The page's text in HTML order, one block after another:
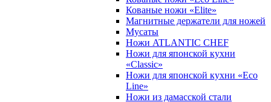
Кованые ножи «Elite»
Магнитные держатели для ножей
Мусаты
Ножи ATLANTIC CHEF
Ножи для японской кухни
«Classic»
Ножи для японской кухни «Eco
Line»
Ножи из дамасской стали